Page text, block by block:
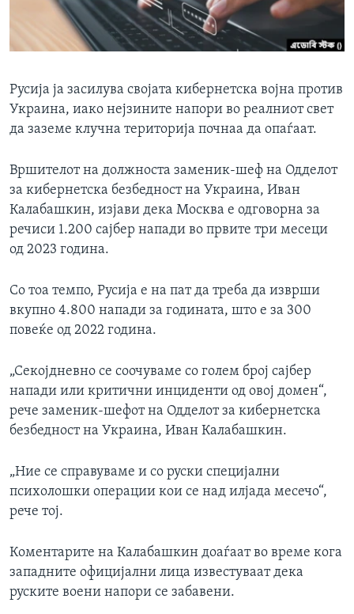
ИНТЕРВЈУА
Јазици
Русија ја засилува својата кибернетска војна против
Украина, иако нејзините напори во реалниот свет
да заземе клучна територија почнаа да опаѓаат.
Вршителот на должноста заменик-шеф на Одделот
за кибернетска безбедност на Украина, Иван
Калабашкин, изјави дека Москва е одговорна за
речиси 1.200 сајбер напади во првите три месеци
од 2023 година.
Со тоа темпо, Русија е на пат да треба да изврши
вкупно 4.800 напади за годината, што е за 300
повеќе од 2022 година.
„Секојдневно се соочуваме со голем број сајбер
напади или критични инциденти од овој домен“,
рече заменик-шефот на Одделот за кибернетска
безбедност на Украина, Иван Калабашкин.
„Ние се справуваме и со руски специјални
психолошки операции кои се над илјада месечо“,
рече тој.
Коментарите на Калабашкин доаѓаат во време кога
западните официјални лица известуваат дека
руските воени напори се забавени.